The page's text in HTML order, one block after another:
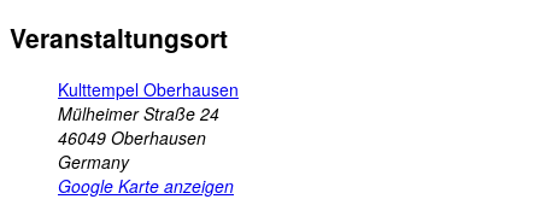
Veranstaltungsort
Kulttempel Oberhausen
Mülheimer Straße 24
46049 Oberhausen
Germany
Google Karte anzeigen